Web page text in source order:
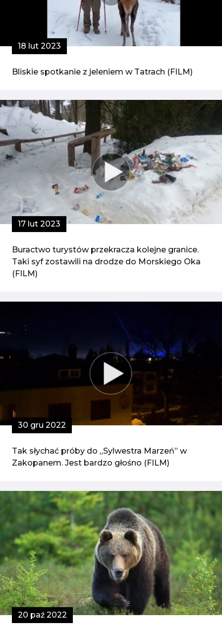
18 lut 2023
Bliskie spotkanie z jeleniem w Tatrach (FILM)
17 lut 2023
Buractwo turystów przekracza kolejne granice.
Taki syf zostawili na drodze do Morskiego Oka
(FILM)
30 gru 2022
Tak słychać próby do „Sylwestra Marzeń” w
Zakopanem. Jest bardzo głośno (FILM)
20 paź 2022